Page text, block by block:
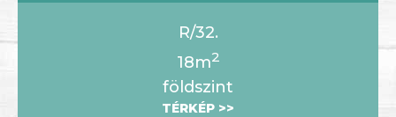
R/32.
18m2
földszint
TÉRKÉP >>